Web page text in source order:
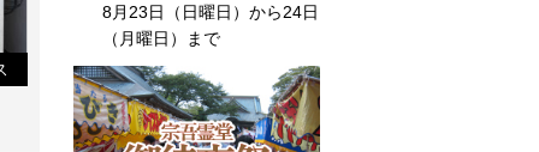
8月23日（日曜日）から24日
（月曜日）まで